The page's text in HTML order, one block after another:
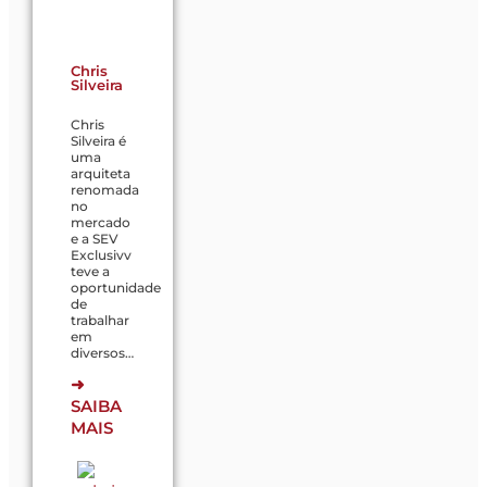
Chris
Silveira
Chris
Silveira é
uma
arquiteta
renomada
no
mercado
e a SEV
Exclusivv
teve a
oportunidade
de
trabalhar
em
diversos…
➜
SAIBA
MAIS